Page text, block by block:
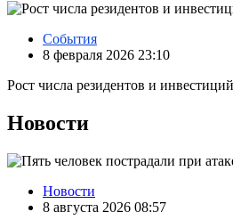
События
8 февраля 2026 23:10
Рост числа резидентов и
Новости
Новости
8 августа 2026 08:57